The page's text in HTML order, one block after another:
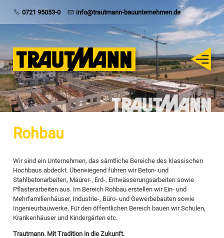
0721 95053-0 info@trautmann-bauunternehmen.de
Trautmann
Rohbau
Schlüsselfertig
Karriere
Rohbau
Wir sind ein Unternehmen, das sämtliche Bereiche des klassischen
Hochbaus abdeckt. Überwiegend führen wir Beton- und
Stahlbetonarbeiten, Maurer-, Erd-, Entwässerungsarbeiten sowie
Pflasterarbeiten aus. Im Bereich Rohbau erstellen wir Ein- und
Mehrfamilienhäuser, Industrie-, Büro- und Gewerbebauten sowie
Ingenieurbauwerke. Für den öffentlichen Bereich bauen wir Schulen,
Krankenhäuser und Kindergärten etc.
Trautmann. Mit Tradition in die Zukunft.